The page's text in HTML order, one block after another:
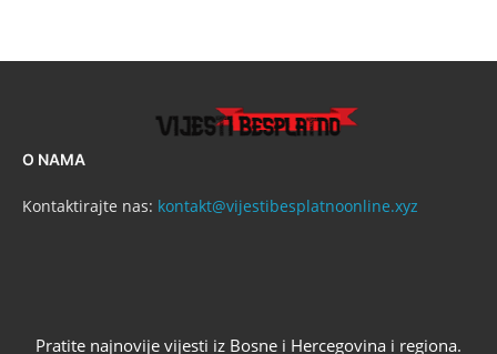
O NAMA
Kontaktirajte nas: kontakt@vijestibesplatnoonline.xyz
Pratite najnovije vijesti iz Bosne i Hercegovina i regiona.